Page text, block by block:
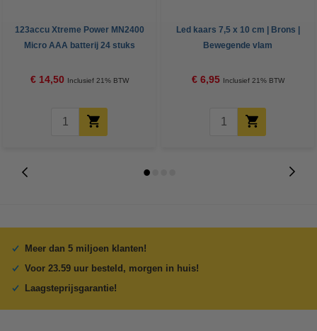
123accu Xtreme Power MN2400
Micro AAA batterij 24 stuks
€ 14,50 Inclusief 21% BTW
Led kaars 7,5 x 10 cm | Brons |
Bewegende vlam
€ 6,95 Inclusief 21% BTW
Meer dan 5 miljoen klanten!
Voor 23.59 uur besteld, morgen in huis!
Laagsteprijsgarantie!